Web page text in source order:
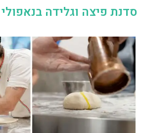
סדנת פיצה וגלידה בנאפולי